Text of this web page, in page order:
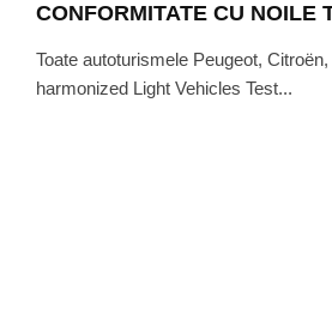
CONFORMITATE CU NOILE
Toate autoturismele Peugeot,
harmonized Light Vehicles Test...